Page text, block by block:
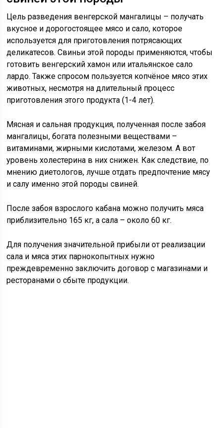
Цель разведения венгерской мангалицы – получать
вкусное и дорогостоящее мясо и сало, которое
используется для приготовления потрясающих
деликатесов. Свиньи этой породы применяются, чтобы
готовить венгерский хамон или итальянское сало
лардо. Также спросом пользуется копчёное мясо этих
животных, несмотря на длительный процесс
приготовления этого продукта (1-4 лет).
Мясная и сальная продукция, полученная после забоя
мангалицы, богата полезными веществами –
витаминами, жирными кислотами, железом. А вот
уровень холестерина в них снижен. Как следствие, по
мнению диетологов, лучше отдать предпочтение мясу
и салу именно этой породы свиней.
После забоя взрослого кабана можно получить мяса
приблизительно 165 кг, а сала – около 60 кг.
Для получения значительной прибыли от реализации
сала и мяса этих парнокопытных нужно
преждевременно заключить договор с магазинами и
ресторанами о сбыте продукции.